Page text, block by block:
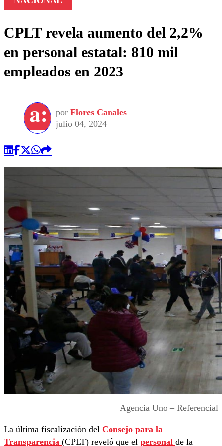
CPLT revela aumento del 2,2%
en personal estatal: 810 mil
empleados en 2023
por Flores Canales
julio 04, 2024
Agencia Uno – Referencial
La última fiscalización del Consejo para la
Transparencia (CPLT) reveló que el personal de la